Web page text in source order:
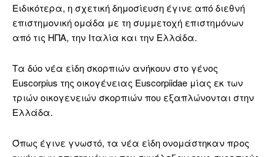
Ειδικότερα, η σχετική δημοσίευση έγινε από διεθνή
επιστημονική ομάδα με τη συμμετοχή επιστημόνων
από τις ΗΠΑ, την Ιταλία και την Ελλάδα.
Τα δύο νέα είδη σκορπιών ανήκουν στο γένος
Euscorpius της οικογένειας Euscorpiidae μίας εκ των
τριών οικογενειών σκορπιών που εξαπλώνονται στην
Ελλάδα.
Όπως έγινε γνωστό, τα νέα είδη ονομάστηκαν προς